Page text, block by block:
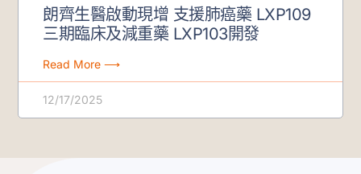
朗齊生醫啟動現增 支援肺癌藥 LXP109
三期臨床及減重藥 LXP103開發
Read More ⟶
12/17/2025